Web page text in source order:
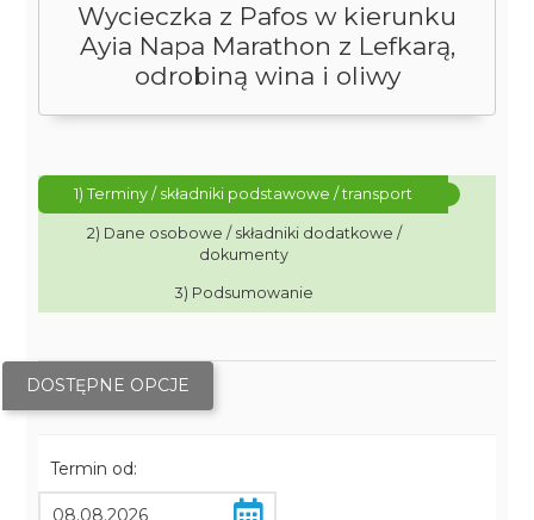
Wycieczka z Pafos w kierunku
Ayia Napa Marathon z Lefkarą,
odrobiną wina i oliwy
1) Terminy / składniki podstawowe / transport
2) Dane osobowe / składniki dodatkowe /
dokumenty
3) Podsumowanie
DOSTĘPNE OPCJE
Termin od: